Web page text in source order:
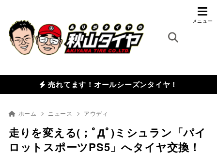
売れてます！オールシーズンタイヤ！
ホーム ニュース アウディ
走りを変える(；ﾟДﾟ)ミシュラン「パイ
ロットスポーツPS5」へタイヤ交換！